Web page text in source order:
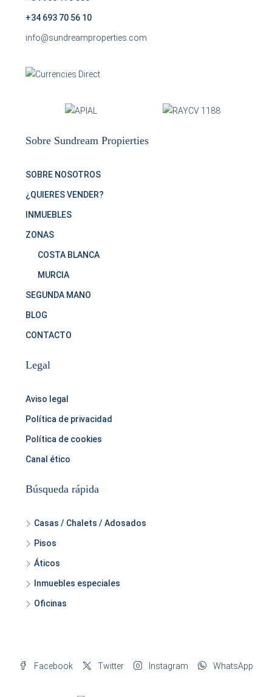
+34 693 70 56 10
info@sundreamproperties.com
Sobre Sundream Propierties
SOBRE NOSOTROS
¿QUIERES VENDER?
INMUEBLES
ZONAS
COSTA BLANCA
MURCIA
SEGUNDA MANO
BLOG
CONTACTO
Legal
Aviso legal
Política de privacidad
Política de cookies
Canal ético
Búsqueda rápida
Casas / Chalets / Adosados
Pisos
Áticos
Inmuebles especiales
Oficinas
Facebook Twitter Instagram WhatsApp